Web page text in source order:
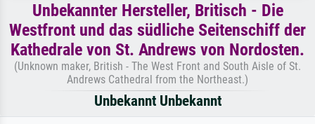
Unbekannter Hersteller, Britisch - Die
Westfront und das südliche Seitenschiff der
Kathedrale von St. Andrews von Nordosten.
(Unknown maker, British - The West Front and South Aisle of St.
Andrews Cathedral from the Northeast.)
Unbekannt Unbekannt